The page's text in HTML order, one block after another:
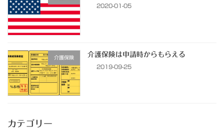
2020-01-05
介護保険 介護保険は申請時からもらえる
2019-09-25
カテゴリー